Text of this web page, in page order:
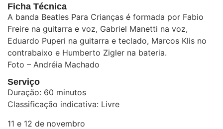
Ficha Técnica
A banda Beatles Para Crianças é formada por Fabio
Freire na guitarra e voz, Gabriel Manetti na voz,
Eduardo Puperi na guitarra e teclado, Marcos Klis no
contrabaixo e Humberto Zigler na bateria.
Foto – Andréia Machado
Serviço
Duração: 60 minutos
Classificação indicativa: Livre
11 e 12 de novembro